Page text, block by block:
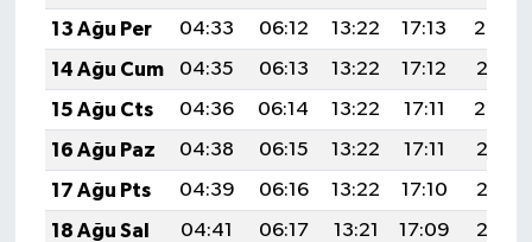
13 Ağu Per
04:33 06:12 13:22 17:13
20:23
14 Ağu Cum
04:35 06:13 13:22 17:12
20:21
15 Ağu Cts
04:36 06:14 13:22 17:11
20:20
16 Ağu Paz
04:38 06:15 13:22 17:11
20:18
17 Ağu Pts
04:39 06:16 13:22 17:10
20:17
18 Ağu Sal
04:41 06:17 13:21 17:09
20:15